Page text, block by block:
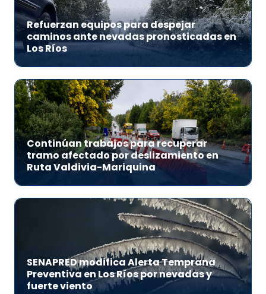
Refuerzan equipos para despejar
caminos ante nevadas pronosticadas en
Los Ríos
Continúan trabajos para recuperar
tramo afectado por deslizamiento en
Ruta Valdivia-Mariquina
SENAPRED modifica Alerta Temprana
Preventiva en Los Ríos por nevadas y
fuerte viento